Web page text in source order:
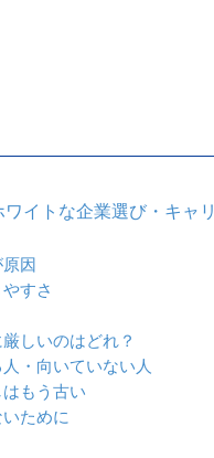
イトな企業選び・キャリ
因
すさ
しいのはどれ？
・向いていない人
もう古い
ために